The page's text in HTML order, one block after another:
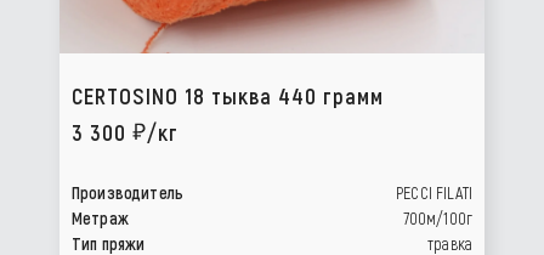
CERTOSINO 18 тыква 440 грамм
3 300
/кг
Производитель
PECCI FILATI
Метраж
700м/100г
Тип пряжи
травка